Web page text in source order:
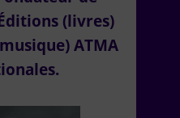
(livres)
ATMA